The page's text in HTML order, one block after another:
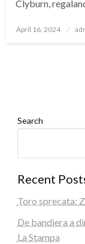
Clyburn,
Posted
April 16, 2024
Search
Recent
Toro sprecata:
De bandiera a
La Stampa